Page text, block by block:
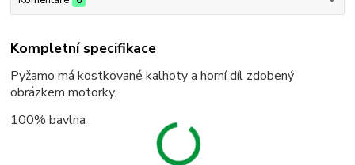
Kompletní specifikace
Pyžamo má kostkované kalhoty a horní díl zdobený
obrázkem motorky.
100% bavlna